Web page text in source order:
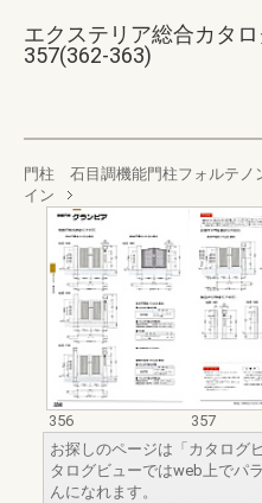
エクステリア総合カタ
357(362-363)
門柱 石目調機能門柱フォルテノ
イン
356
357
お探しのページは「カタログ
タログビューではweb上でパ
んになれます。